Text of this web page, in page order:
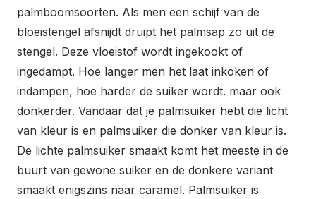
palmboomsoorten. Als men een schijf van de
bloeistengel afsnijdt druipt het palmsap zo uit de
stengel. Deze vloeistof wordt ingekookt of
ingedampt. Hoe langer men het laat inkoken of
indampen, hoe harder de suiker wordt. maar ook
donkerder. Vandaar dat je palmsuiker hebt die licht
van kleur is en palmsuiker die donker van kleur is.
De lichte palmsuiker smaakt komt het meeste in de
buurt van gewone suiker en de donkere variant
smaakt enigszins naar caramel. Palmsuiker is